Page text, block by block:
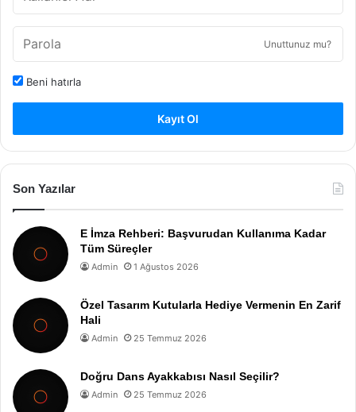
Unuttunuz mu?
Beni hatırla
Kayıt Ol
Son Yazılar
E İmza Rehberi: Başvurudan Kullanıma Kadar
Tüm Süreçler
Admin 1 Ağustos 2026
Özel Tasarım Kutularla Hediye Vermenin En Zarif
Hali
Admin 25 Temmuz 2026
Doğru Dans Ayakkabısı Nasıl Seçilir?
Admin 25 Temmuz 2026